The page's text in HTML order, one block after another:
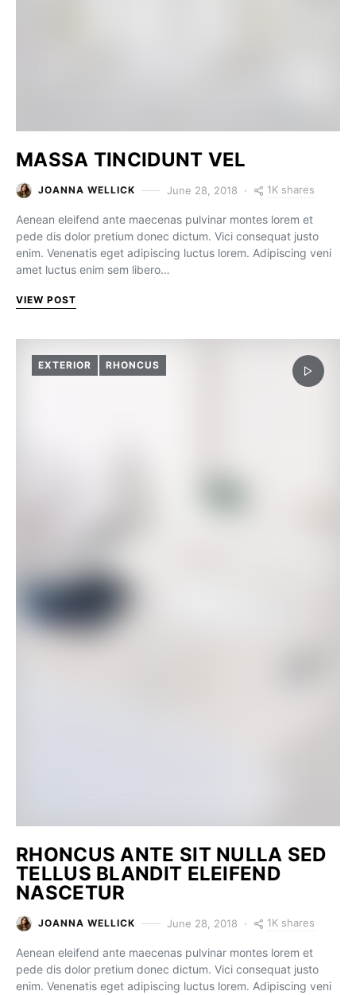
MASSA TINCIDUNT VEL
JOANNA WELLICK June 28, 2018 1K shares
Aenean eleifend ante maecenas pulvinar montes lorem et
pede dis dolor pretium donec dictum. Vici consequat justo
enim. Venenatis eget adipiscing luctus lorem. Adipiscing veni
amet luctus enim sem libero…
VIEW POST
EXTERIOR RHONCUS
RHONCUS ANTE SIT NULLA SED
TELLUS BLANDIT ELEIFEND
NASCETUR
JOANNA WELLICK June 28, 2018 1K shares
Aenean eleifend ante maecenas pulvinar montes lorem et
pede dis dolor pretium donec dictum. Vici consequat justo
enim. Venenatis eget adipiscing luctus lorem. Adipiscing veni